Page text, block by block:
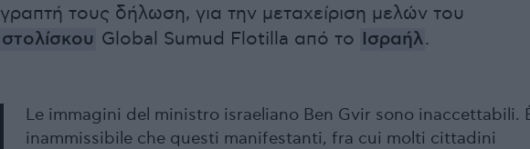
γραπτή τους δήλωση, για την μεταχείριση μελών τoυ
στολίσκου Global Sumud Flotilla από το Ισραήλ.
Le immagini del ministro israeliano Ben Gvir sono inaccettabili.
inammissibile che questi manifestanti, fra cui molti cittadini